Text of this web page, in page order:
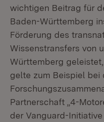
wichtigen Beitrag für
Baden-Württemberg
Förderung des
Wissenstransfers von
Württemberg
gelte zum Beispiel bei
Partnerschaft „4-
der Vanguard-